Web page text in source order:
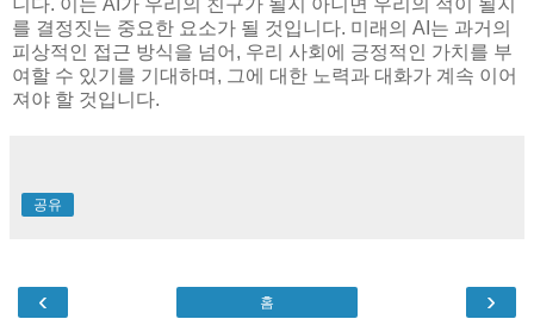
니다. 이는 AI가 우리의 친구가 될지 아니면 우리의 적이 될지
를 결정짓는 중요한 요소가 될 것입니다. 미래의 AI는 과거의
피상적인 접근 방식을 넘어, 우리 사회에 긍정적인 가치를 부
여할 수 있기를 기대하며, 그에 대한 노력과 대화가 계속 이어
져야 할 것입니다.
공유
‹ ›
홈